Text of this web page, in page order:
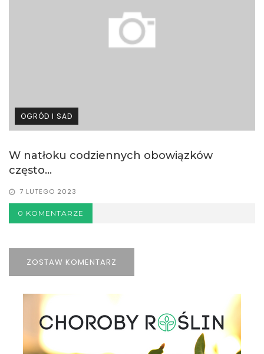
OGRÓD I SAD
W natłoku codziennych obowiązków
często...
7 LUTEGO 2023
0 KOMENTARZE
ZOSTAW KOMENTARZ